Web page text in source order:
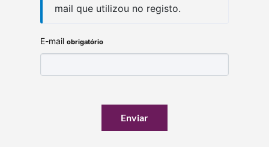
mail que utilizou no registo.
E-mailobrigatório
Enviar